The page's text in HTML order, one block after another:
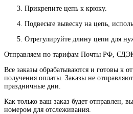
Прикрепите цепь к крюку.
Подвесьте вывеску на цепь,
Отрегулируйте длину цепи для
Отправляем по тарифам Почты РФ,
Все заказы обрабатываются и готовы к
получения оплаты Заказы не
праздничные дни
Как только ваш заказ будет отправлен вы
номером для отслеживания